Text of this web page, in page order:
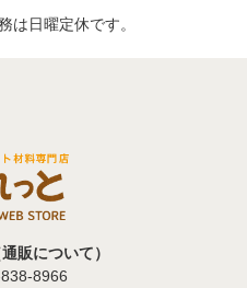
は日曜定休です。
販について）
8966